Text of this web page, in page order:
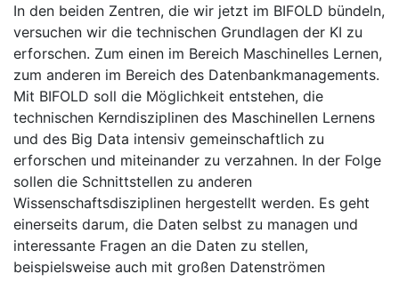
In den beiden Zentren, die wir jetzt im BIFOLD bündeln,
versuchen wir die technischen Grundlagen der KI zu
erforschen. Zum einen im Bereich Maschinelles Lernen,
zum anderen im Bereich des Datenbankmanagements.
Mit BIFOLD soll die Möglichkeit entstehen, die
technischen Kerndisziplinen des Maschinellen Lernens
und des Big Data intensiv gemeinschaftlich zu
erforschen und miteinander zu verzahnen. In der Folge
sollen die Schnittstellen zu anderen
Wissenschaftsdisziplinen hergestellt werden. Es geht
einerseits darum, die Daten selbst zu managen und
interessante Fragen an die Daten zu stellen,
beispielsweise auch mit großen Datenströmen